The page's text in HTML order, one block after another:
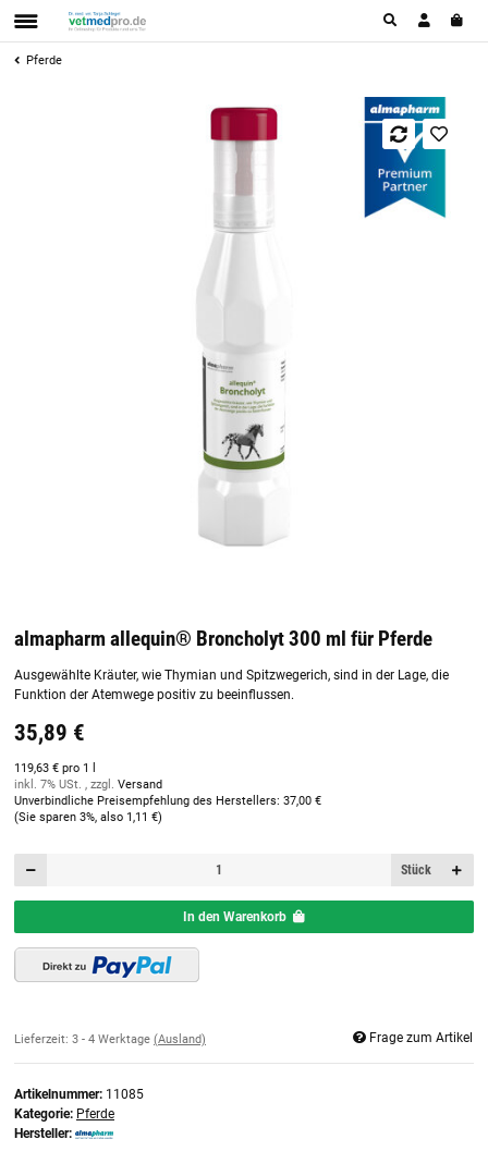
Pferde
almapharm allequin® Broncholyt 300 ml für Pferde
Ausgewählte Kräuter, wie Thymian und Spitzwegerich, sind in der Lage, die
Funktion der Atemwege positiv zu beeinflussen.
35,89 €
119,63 € pro 1 l
inkl. 7% USt. , zzgl. Versand
Unverbindliche Preisempfehlung des Herstellers: 37,00 €
(Sie sparen 3%, also 1,11 €)
Stück
In den Warenkorb
Lieferzeit: 3 - 4 Werktage (Ausland) Frage zum Artikel
Artikelnummer: 11085
Kategorie: Pferde
Hersteller: